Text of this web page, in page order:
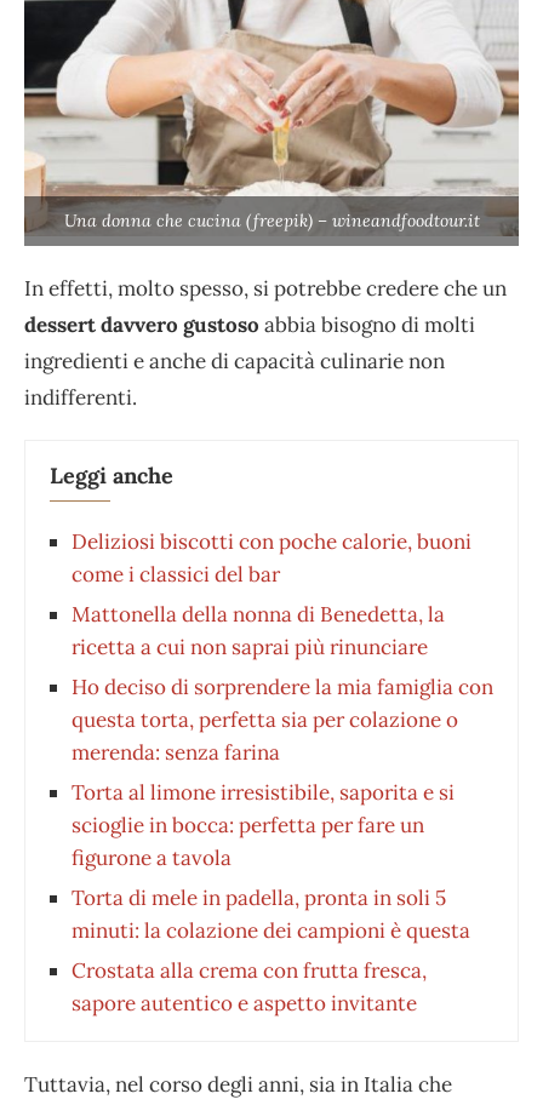
Una donna che cucina (freepik) – wineandfoodtour.it
In effetti, molto spesso, si potrebbe credere che un
dessert davvero gustoso abbia bisogno di molti
ingredienti e anche di capacità culinarie non
indifferenti.
Leggi anche
Deliziosi biscotti con poche calorie, buoni
come i classici del bar
Mattonella della nonna di Benedetta, la
ricetta a cui non saprai più rinunciare
Ho deciso di sorprendere la mia famiglia con
questa torta, perfetta sia per colazione o
merenda: senza farina
Torta al limone irresistibile, saporita e si
scioglie in bocca: perfetta per fare un
figurone a tavola
Torta di mele in padella, pronta in soli 5
minuti: la colazione dei campioni è questa
Crostata alla crema con frutta fresca,
sapore autentico e aspetto invitante
Tuttavia, nel corso degli anni, sia in Italia che